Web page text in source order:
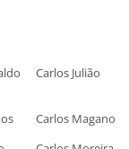
Carlos Julião
Carlos Magano